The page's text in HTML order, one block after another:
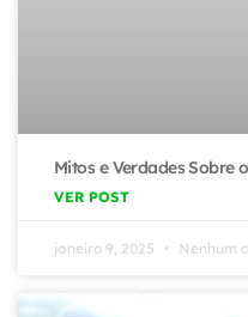
Mitos e Verdades Sobre
VER POST
janeiro 9, 2025 Nenhum